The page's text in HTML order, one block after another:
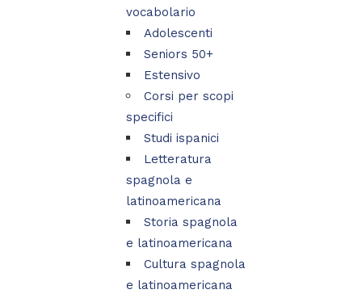
vocabolario
Adolescenti
Seniors 50+
Estensivo
Corsi per scopi
specifici
Studi ispanici
Letteratura
spagnola e
latinoamericana
Storia spagnola
e latinoamericana
Cultura spagnola
e latinoamericana